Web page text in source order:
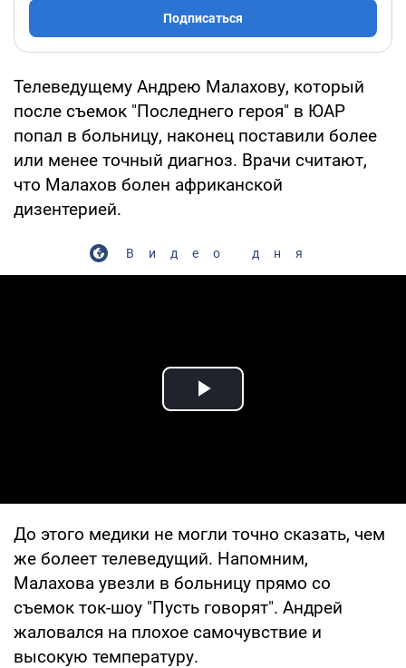
Подписаться
Телеведущему Андрею Малахову, который
после съемок "Последнего героя" в ЮАР
попал в больницу, наконец поставили более
или менее точный диагноз. Врачи считают,
что Малахов болен африканской
дизентерией.
Видео дня
Play Video
До этого медики не могли точно сказать, чем
же болеет телеведущий. Напомним,
Малахова увезли в больницу прямо со
съемок ток-шоу "Пусть говорят". Андрей
жаловался на плохое самочувствие и
высокую температуру.